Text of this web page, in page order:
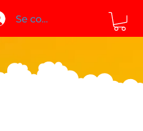
Se connecter